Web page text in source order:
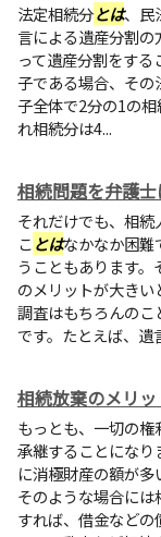
法定相続分とは、民
言による遺産分割
って遺産分割をす
子である場合、その
子全体で2分の1の
れ相続分は4...
相続問題を弁護
それだけでも、相
ことはなかなか困難
うこともあります
のメリットが大きい
調査はもちろんのこ
です。たとえば、遺
相続放棄のメリ
もっとも、一切の
承継することになり
に消極財産の額が多
そのような場合に
すれば、借金など